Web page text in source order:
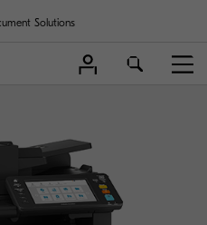
Solutions